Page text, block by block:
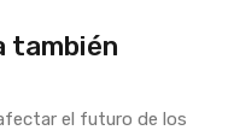
también
el futuro de los